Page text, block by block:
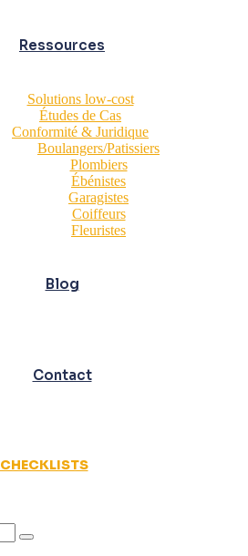
Ressources
Solutions low-cost
Études de Cas
Conformité & Juridique
Boulangers/Patissiers
Plombiers
Ébénistes
Garagistes
Coiffeurs
Fleuristes
Blog
Contact
CHECKLISTS